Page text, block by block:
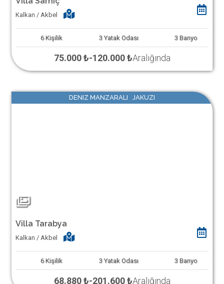
Kalkan / Akbel
6 Kişilik 3 Yatak Odası 3 Banyo
75.000 ₺-120.000 ₺Aralığında
DENIZ MANZARALI JAKUZI
Villa Tarabya
Kalkan / Akbel
6 Kişilik 3 Yatak Odası 3 Banyo
68.880 ₺-201.600 ₺Aralığında